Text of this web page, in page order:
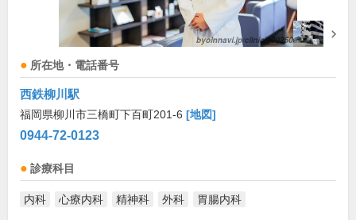
所在地・電話番号
西鉄柳川駅
福岡県柳川市三橋町下百町201-6 [地図]
0944-72-0123
診療科目
内科 心療内科 精神科 外科 胃腸内科